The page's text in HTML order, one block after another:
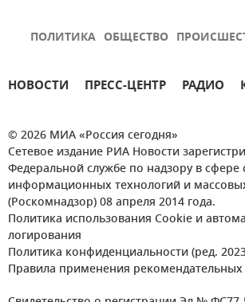
ПОЛИТИКА ОБЩЕСТВО
НОВОСТИ ПРЕСС-ЦЕНТР РАДИО
© 2026 МИА «Россия сегодня»
Сетевое издание РИА Новости
Федеральной службе по надзору в сфере
информационных технологий и
(Роскомнадзор) 08 апреля 2014 года.
Политика использования Cookie и
логирования
Политика конфиденциальности (ред.
Правила применения рекомендательных